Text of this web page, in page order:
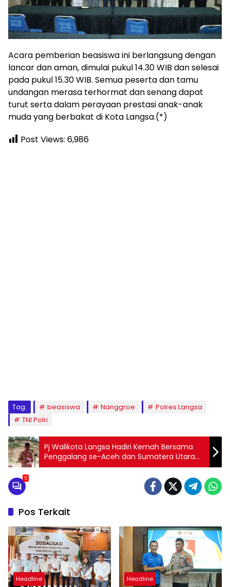
Acara pemberian beasiswa ini berlangsung dengan
lancar dan aman, dimulai pukul 14.30 WIB dan selesai
pada pukul 15.30 WIB. Semua peserta dan tamu
undangan merasa terhormat dan senang dapat
turut serta dalam perayaan prestasi anak-anak
muda yang berbakat di Kota Langsa.(*)
Post Views: 6,986
Tag: beasiswa Nanggroe
Polres Langsa
TNI Polri
Pj Walikota Langsa Hadiri Kemah Bersama
Penggalang se-Aceh dan Sumatera Utara
2024
5
Pos Terkait
Headline Headline